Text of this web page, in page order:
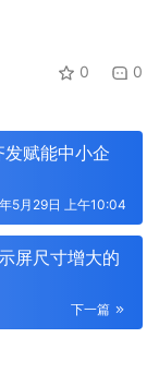
0 0
赋能中小企
5月29日 上午10:04
屏尺寸增大的
下一篇